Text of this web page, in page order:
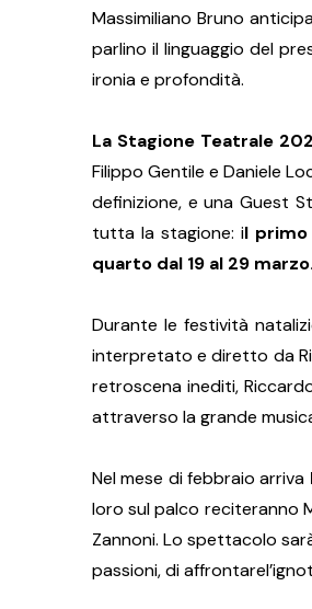
Massimiliano Bruno
parlino il linguaggio del
ironia e profondità.
La Stagione Teatrale
Filippo Gentile e Daniele
definizione, e una Guest
tutta la stagione: il primo
quarto dal 19 al 29
Durante le festività
interpretato e diretto da
retroscena inediti,
attraverso la grande
Nel mese di febbraio arriva
loro sul palco reciteranno
Zannoni. Lo spettacolo
passioni, di